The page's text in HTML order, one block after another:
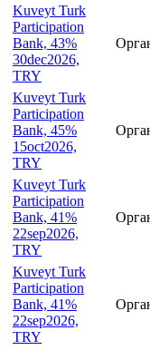
Kuveyt Turk
Participation
Bank, 43%
30dec2026,
TRY
Kuveyt Turk
Participation
Bank, 45%
15oct2026,
TRY
Kuveyt Turk
Participation
Bank, 41%
22sep2026,
TRY
Kuveyt Turk
Participation
Bank, 41%
22sep2026,
TRY